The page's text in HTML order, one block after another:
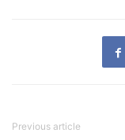
Previous article